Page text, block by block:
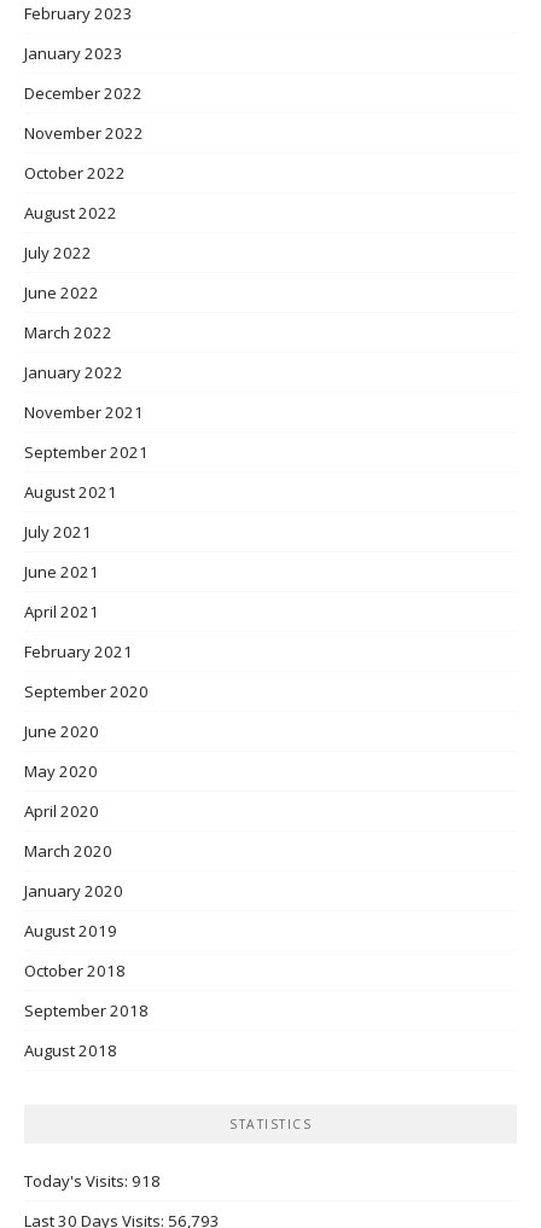
February 2023
January 2023
December 2022
November 2022
October 2022
August 2022
July 2022
June 2022
March 2022
January 2022
November 2021
September 2021
August 2021
July 2021
June 2021
April 2021
February 2021
September 2020
June 2020
May 2020
April 2020
March 2020
January 2020
August 2019
October 2018
September 2018
August 2018
STATISTICS
Today's Visits: 918
Last 30 Days Visits: 56,793